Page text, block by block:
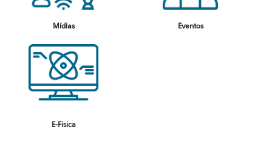
Mídias
E-Fisica
Eventos